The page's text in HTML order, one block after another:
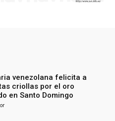
venezolana felicita a
criollas por el oro
en Santo Domingo